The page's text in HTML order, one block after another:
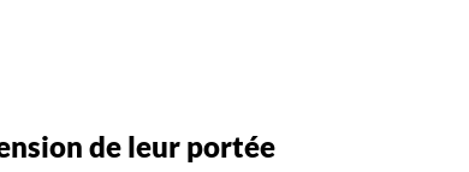
de leur portée